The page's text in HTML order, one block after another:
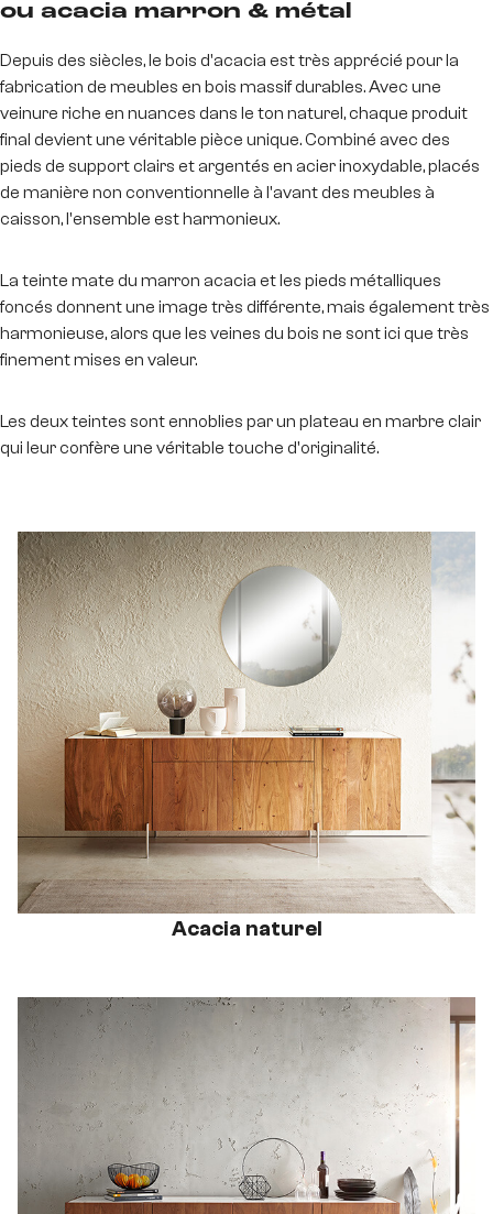
ou acacia marron & métal
Depuis des siècles, le bois d'acacia est très apprécié pour la
fabrication de meubles en bois massif durables. Avec une
veinure riche en nuances dans le ton naturel, chaque produit
final devient une véritable pièce unique. Combiné avec des
pieds de support clairs et argentés en acier inoxydable, placés
de manière non conventionnelle à l'avant des meubles à
caisson, l'ensemble est harmonieux.
La teinte mate du marron acacia et les pieds métalliques
foncés donnent une image très différente, mais également très
harmonieuse, alors que les veines du bois ne sont ici que très
finement mises en valeur.
Les deux teintes sont ennoblies par un plateau en marbre clair
qui leur confère une véritable touche d'originalité.
Acacia naturel